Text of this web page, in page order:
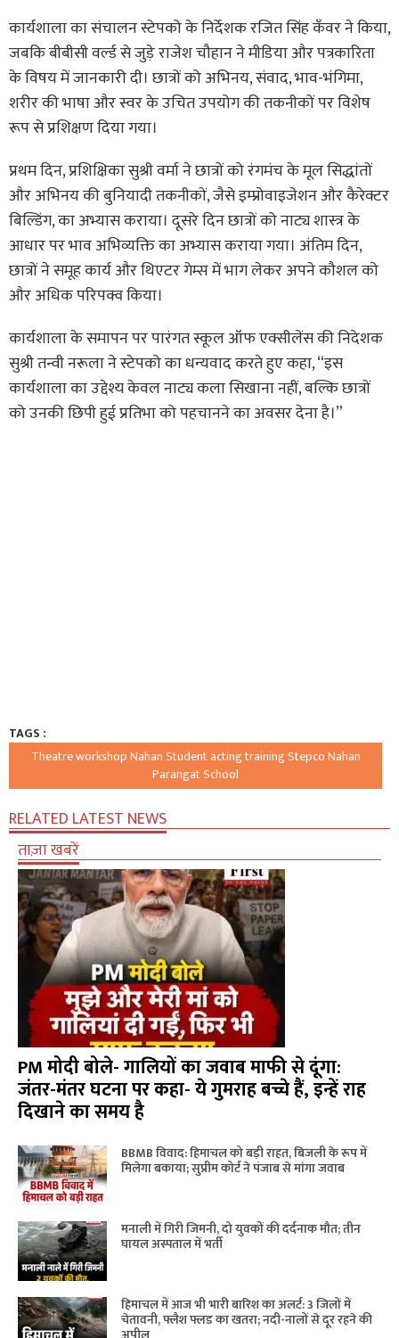
कार्यशाला का संचालन स्टेपको के निर्देशक रजित सिंह कँवर ने किया,
जबकि बीबीसी वर्ल्ड से जुड़े राजेश चौहान ने मीडिया और पत्रकारिता
के विषय में जानकारी दी। छात्रों को अभिनय, संवाद, भाव-भंगिमा,
शरीर की भाषा और स्वर के उचित उपयोग की तकनीकों पर विशेष
रूप से प्रशिक्षण दिया गया।
प्रथम दिन, प्रशिक्षिका सुश्री वर्मा ने छात्रों को रंगमंच के मूल सिद्धांतों
और अभिनय की बुनियादी तकनीकों, जैसे इम्प्रोवाइजेशन और कैरेक्टर
बिल्डिंग, का अभ्यास कराया। दूसरे दिन छात्रों को नाट्य शास्त्र के
आधार पर भाव अभिव्यक्ति का अभ्यास कराया गया। अंतिम दिन,
छात्रों ने समूह कार्य और थिएटर गेम्स में भाग लेकर अपने कौशल को
और अधिक परिपक्व किया।
कार्यशाला के समापन पर पारंगत स्कूल ऑफ एक्सीलेंस की निदेशक
सुश्री तन्वी नरूला ने स्टेपको का धन्यवाद करते हुए कहा, “इस
कार्यशाला का उद्देश्य केवल नाट्य कला सिखाना नहीं, बल्कि छात्रों
को उनकी छिपी हुई प्रतिभा को पहचानने का अवसर देना है।”
TAGS :
Theatre workshop Nahan Student acting training Stepco Nahan
Parangat School
RELATED LATEST NEWS
ताज़ा खबरें
PM मोदी बोले- गालियों का जवाब माफी से दूंगा:
जंतर-मंतर घटना पर कहा- ये गुमराह बच्चे हैं, इन्हें राह
दिखाने का समय है
BBMB विवाद: हिमाचल को बड़ी राहत, बिजली के रूप में
मिलेगा बकाया; सुप्रीम कोर्ट ने पंजाब से मांगा जवाब
मनाली में गिरी जिमनी, दो युवकों की दर्दनाक मौत; तीन
घायल अस्पताल में भर्ती
हिमाचल में आज भी भारी बारिश का अलर्ट: 3 जिलों में
चेतावनी, फ्लैश फ्लड का खतरा; नदी-नालों से दूर रहने की